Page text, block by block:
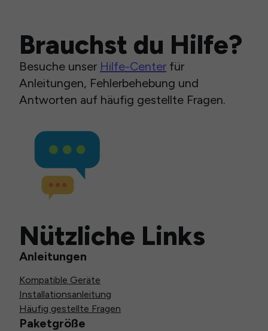
Brauchst du Hilfe?
Besuche unser Hilfe-Center für
Anleitungen, Fehlerbehebung und
Antworten auf häufig gestellte Fragen.
Nützliche Links
Anleitungen
Kompatible Geräte
Installationsanleitung
Häufig gestellte Fragen
Paketgröße